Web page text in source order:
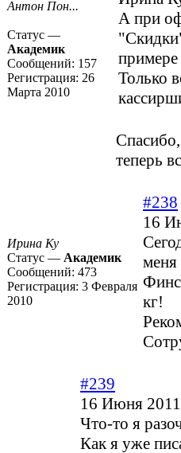
Антон Пон...
Статус —
Академик
Сообщений: 157
Регистрация: 26
Марта 2010
А при
примере
Только
теперь
Ирина Ку
Статус — Академик
Сообщений: 473
Регистрация: 3 Февраля
2010
#238
16
меня
кг!
#239
16 Июня
Что-то я
Как я уже